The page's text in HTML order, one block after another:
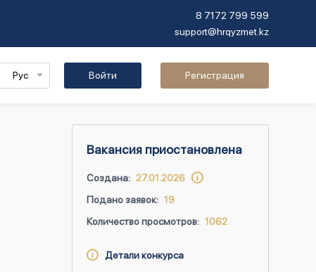
8 7172 799 599
support@hrqyzmet.kz
Рус Войти Регистрация
Вакансия приостановлена
Создана: 27.01.2026
Подано заявок: 19
Количество просмотров: 1062
Детали конкурса